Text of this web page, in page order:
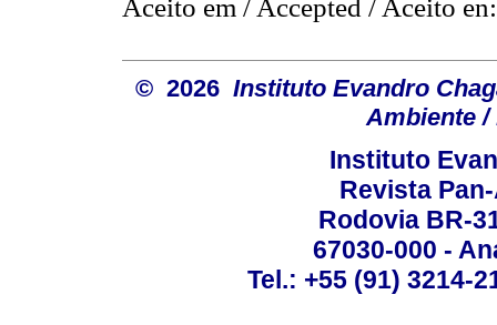
Aceito em / Accepted / Aceito
© 2026 Instituto Evandro
Ambiente /
Instituto
Revista
Rodovia BR-
67030-000 -
Tel.: +55 (91) 3214-